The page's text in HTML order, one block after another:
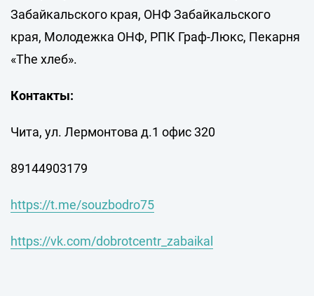
Забайкальского края, ОНФ Забайкальского
края, Молодежка ОНФ, РПК Граф-Люкс, Пекарня
«The хлеб».
Контакты:
Чита, ул. Лермонтова д.1 офис 320
89144903179
https://t.me/souzbodro75
https://vk.com/dobrotcentr_zabaikal